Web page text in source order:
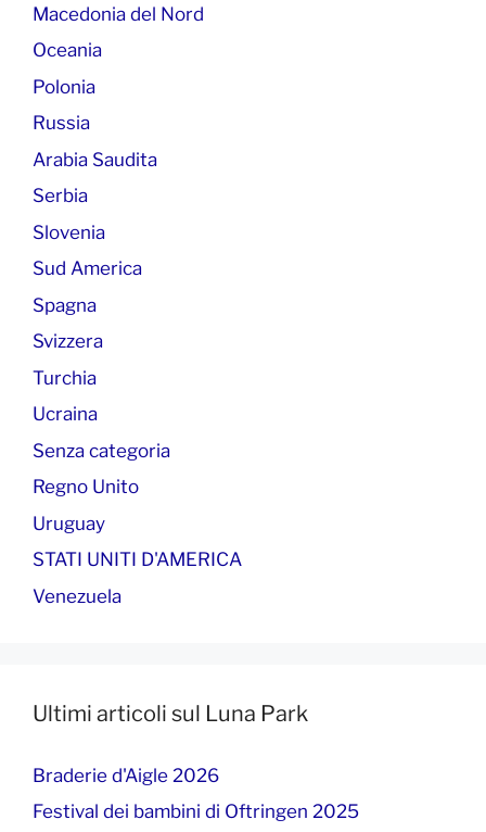
Macedonia del Nord
Oceania
Polonia
Russia
Arabia Saudita
Serbia
Slovenia
Sud America
Spagna
Svizzera
Turchia
Ucraina
Senza categoria
Regno Unito
Uruguay
STATI UNITI D'AMERICA
Venezuela
Ultimi articoli sul Luna Park
Braderie d'Aigle 2026
Festival dei bambini di Oftringen 2025